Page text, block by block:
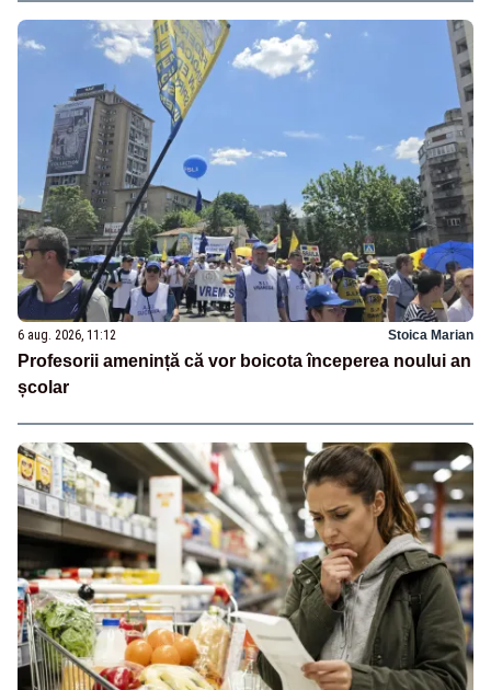
6 aug. 2026, 11:12 Stoica Marian
Profesorii amenință că vor boicota începerea noului an
școlar